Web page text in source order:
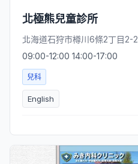
北極熊兒童診所
北海道石狩市樽川6條2丁目2-2
09:00-12:00 14:00-17:00
兒科
English